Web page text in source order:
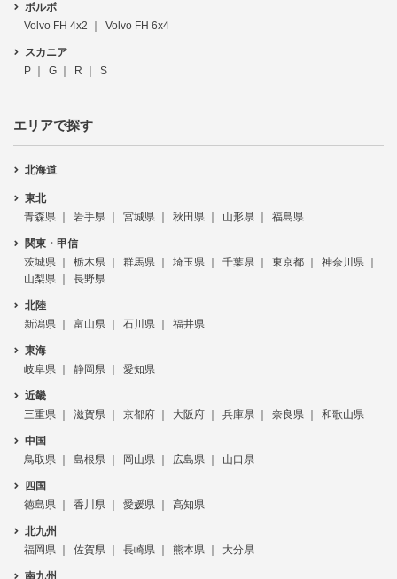
ボルボ
Volvo FH 4x2
Volvo FH 6x4
スカニア
P
G R S
エリアで探す
北海道
東北
青森県
岩手県 宮城県 秋田県 山形県 福島県
関東・甲信
茨城県
栃木県 群馬県 埼玉県 千葉県 東京都
神奈川県
山梨県
長野県
北陸
新潟県
富山県 石川県 福井県
東海
岐阜県
静岡県 愛知県
近畿
三重県
滋賀県 京都府 大阪府 兵庫県 奈良県 和歌山県
中国
鳥取県
島根県 岡山県 広島県 山口県
四国
徳島県
香川県 愛媛県 高知県
北九州
福岡県
佐賀県 長崎県 熊本県 大分県
南九州